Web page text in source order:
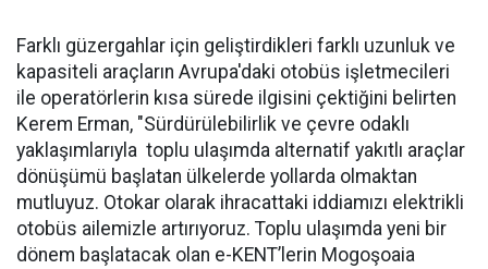
Farklı güzergahlar için geliştirdikleri farklı uzunluk ve
kapasiteli araçların Avrupa'daki otobüs işletmecileri
ile operatörlerin kısa sürede ilgisini çektiğini belirten
Kerem Erman, "Sürdürülebilirlik ve çevre odaklı
yaklaşımlarıyla toplu ulaşımda alternatif yakıtlı araçlar
dönüşümü başlatan ülkelerde yollarda olmaktan
mutluyuz. Otokar olarak ihracattaki iddiamızı elektrikli
otobüs ailemizle artırıyoruz. Toplu ulaşımda yeni bir
dönem başlatacak olan e-KENT’lerin Mogoşoaia